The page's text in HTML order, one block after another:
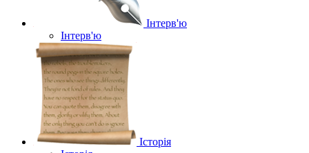
Інтерв'ю
Інтерв'ю
Історія